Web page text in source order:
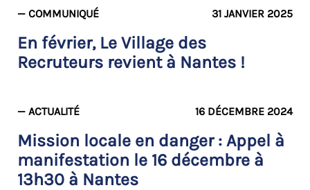
— COMMUNIQUÉ 31 JANVIER 2025
En février, Le Village des
Recruteurs revient à Nantes !
— ACTUALITÉ 16 DÉCEMBRE 2024
Mission locale en danger : Appel à
manifestation le 16 décembre à
13h30 à Nantes